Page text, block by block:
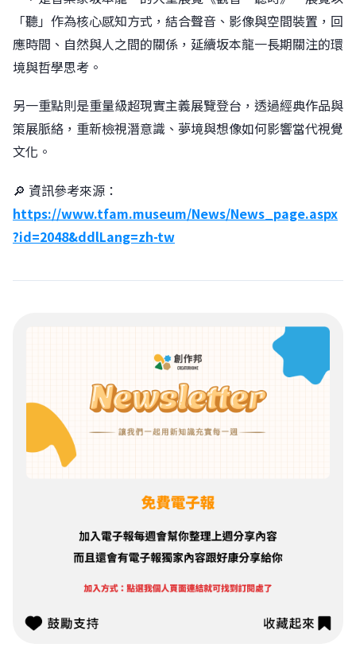
「聽」作為核心感知方式，結合聲音、影像與空間裝置，回
應時間、自然與人之間的關係，延續坂本龍一長期關注的環
境與哲學思考。
另一重點則是重量級超現實主義展覽登台，透過經典作品與
策展脈絡，重新檢視潛意識、夢境與想像如何影響當代視覺
文化。
🔎 資訊參考來源：
https://www.tfam.museum/News/News_page.aspx
?id=2048&ddlLang=zh-tw